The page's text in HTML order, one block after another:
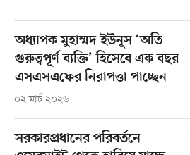
অধ্যাপক মুহাম্মদ ইউনূস ‘অতি
গুরুত্বপূর্ণ ব্যক্তি’ হিসেবে এক বছর
এসএসএফের নিরাপত্তা পাচ্ছেন
০২ মার্চ ২০২৬
সরকারপ্রধানের পরিবর্তনে